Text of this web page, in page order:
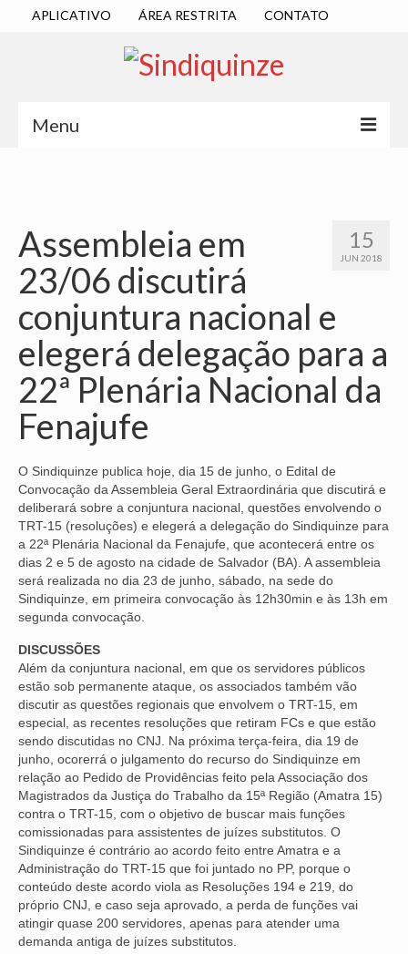
APLICATIVO ÁREA RESTRITA CONTATO
Menu
DIRETORIA EXECUTIVA
ESTATUTO
ATAS
LOCALIZAÇÃO
QUEM SOMOS
NOSSA HISTÓRIA
SUBSEDES
ARAÇATUBA
BAURU
PRESIDENTE PRUDENTE
RIBEIRÃO PRETO
SÃO JOSÉ DOS CAMPOS
SÃO JOSÉ DO RIO PRETO
SOROCABA
NOTÍCIAS
BOLETIM
VÍDEOS
CONVÊNIOS
SINDICALIZE-SE
15
JUN 2018
Assembleia em
23/06 discutirá
conjuntura nacional e
elegerá delegação para a
22ª Plenária Nacional da
Fenajufe
O Sindiquinze publica hoje, dia 15 de junho, o Edital de
Convocação da Assembleia Geral Extraordinária que discutirá e
deliberará sobre a conjuntura nacional, questões envolvendo o
TRT-15 (resoluções) e elegerá a delegação do Sindiquinze para
a 22ª Plenária Nacional da Fenajufe, que acontecerá entre os
dias 2 e 5 de agosto na cidade de Salvador (BA). A assembleia
será realizada no dia 23 de junho, sábado, na sede do
Sindiquinze, em primeira convocação às 12h30min e às 13h em
segunda convocação.
DISCUSSÕES
Além da conjuntura nacional, em que os servidores públicos
estão sob permanente ataque, os associados também vão
discutir as questões regionais que envolvem o TRT-15, em
especial, as recentes resoluções que retiram FCs e que estão
sendo discutidas no CNJ. Na próxima terça-feira, dia 19 de
junho, ocorerrá o julgamento do recurso do Sindiquinze em
relação ao Pedido de Providências feito pela Associação dos
Magistrados da Justiça do Trabalho da 15ª Região (Amatra 15)
contra o TRT-15, com o objetivo de buscar mais funções
comissionadas para assistentes de juízes substitutos. O
Sindiquinze é contrário ao acordo feito entre Amatra e a
Administração do TRT-15 que foi juntado no PP, porque o
conteúdo deste acordo viola as Resoluções 194 e 219, do
próprio CNJ, e caso seja aprovado, a perda de funções vai
atingir quase 200 servidores, apenas para atender uma
demanda antiga de juízes substitutos.